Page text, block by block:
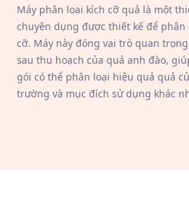
Máy phân loại kích cỡ quả là một
chuyên dụng được thiết kế để
cỡ. Máy này đóng vai trò quan
sau thu hoạch của quả anh đào,
gói có thể phân loại hiệu quả quả
trường và mục đích sử dụng khác